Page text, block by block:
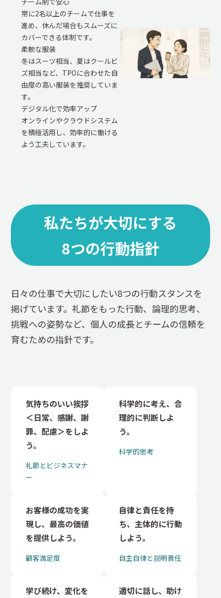
常に2名以上のチームで仕事を
進め、休んだ場合もスムーズに
カバーできる体制です。
柔軟な服装
冬はスーツ相当、夏はクールビ
ズ相当など、TPOに合わせた自
由度の高い服装を推奨していま
す。
デジタル化で効率アップ
オンラインやクラウドシステム
を積極活用し、効率的に働ける
よう工夫しています。
私たちが大切にする
8つの行動指針
日々の仕事で大切にしたい8つの行動スタンスを
掲げています。礼節をもった行動、論理的思考、
挑戦への姿勢など、個人の成長とチームの信頼を
育むための指針です。
気持ちのいい挨拶
＜日常、感謝、謝
罪、配慮＞をしよ
う。
礼節とビジネスマナ
ー
科学的に考え、合
理的に判断しよ
う。
科学的思考
お客様の成功を実
現し、最高の価値
を提供しよう。
顧客満足度
自律と責任を持
ち、主体的に行動
しよう。
自主自律と説明責任
学び続け、変化を
適切に話し、助け